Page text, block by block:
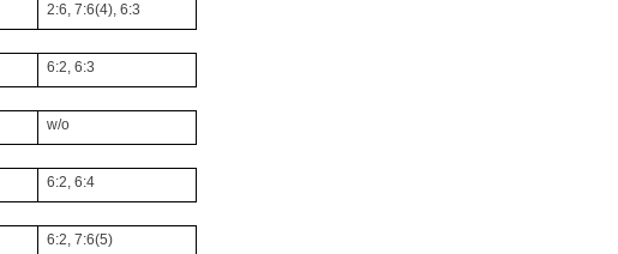
2:6, 7:6(4), 6:3
6:2, 6:3
w/o
6:2, 6:4
6:2, 7:6(5)